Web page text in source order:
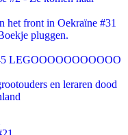
het front in Oekraïne #31
pluggen.
LEGOOOOOOOOOOO
en leraren dood